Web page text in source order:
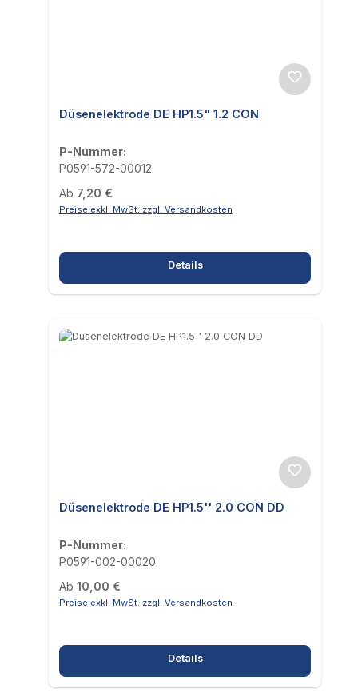
Düsenelektrode DE HP1.5" 1.2 CON
P-Nummer:
P0591-572-00012
Regulärer Preis:
Ab 7,20 €
Preise exkl. MwSt. zzgl. Versandkosten
Details
Düsenelektrode DE HP1.5'' 2.0 CON DD
P-Nummer:
P0591-002-00020
Regulärer Preis:
Ab 10,00 €
Preise exkl. MwSt. zzgl. Versandkosten
Details